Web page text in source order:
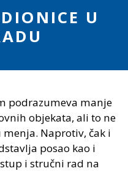
U
podrazumeva manje
objekata, ali to ne
Naprotiv, čak i
posao kao i
i stručni rad na